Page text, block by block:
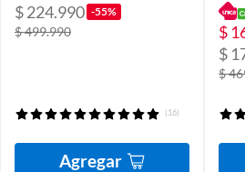
$ 224.990 -55%
$ 499.990
(16)
Agregar
$
$
$